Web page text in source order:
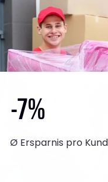
-7%
Ø Ersparnis pro